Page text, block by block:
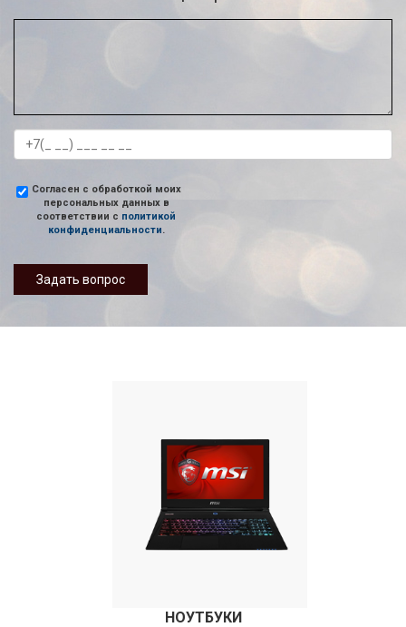
Согласен с обработкой моих
персональных данных в
соответствии с политикой
конфиденциальности.
Задать вопрос
НОУТБУКИ